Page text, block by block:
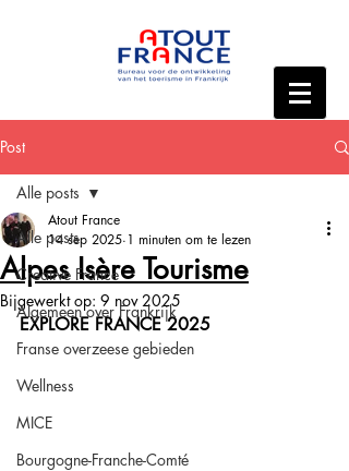
Post
Alle posts
Creative France
Algemeen over Frankrijk
Franse overzeese gebieden
Wellness
MICE
Bourgogne-Franche-Comté
Alle posts
Alpes Isère Tourisme
Atout France
14 sep 2025 1 minuten om te lezen
Bijgewerkt op: 9 nov 2025
EXPLORE FRANCE 2025